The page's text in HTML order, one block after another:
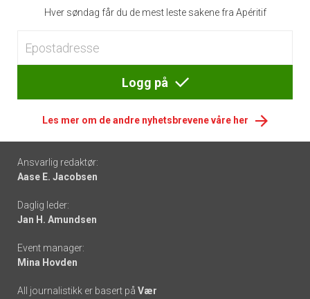
Hver søndag får du de mest leste sakene fra Apéritif
Logg på
Les mer om de andre nyhetsbrevene våre her
Footer
-
links
Ansvarlig redaktør:
Aase E. Jacobsen
Daglig leder:
Jan H. Amundsen
Event manager:
Mina Hovden
All journalistikk er basert på Vær